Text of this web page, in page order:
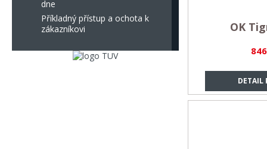
dne
Příkladný přístup a ochota k
zákazníkovi
DETAIL
OK